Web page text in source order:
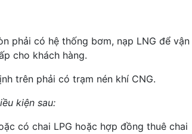
phải có hệ thống bơm, nạp LNG để vận
cho khách hàng.
trên phải có trạm nén khí CNG.
kiện sau:
có chai LPG hoặc hợp đồng thuê chai